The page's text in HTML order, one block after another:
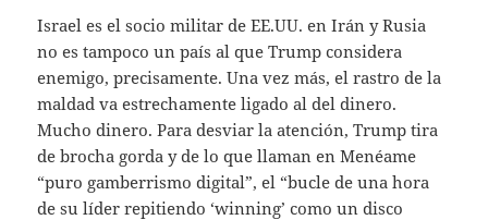
Israel es el socio militar de EE.UU. en Irán y Rusia
no es tampoco un país al que Trump considera
enemigo, precisamente. Una vez más, el rastro de la
maldad va estrechamente ligado al del dinero.
Mucho dinero. Para desviar la atención, Trump tira
de brocha gorda y de lo que llaman en Menéame
“puro gamberrismo digital”, el “bucle de una hora
de su líder repitiendo ‘winning’ como un disco